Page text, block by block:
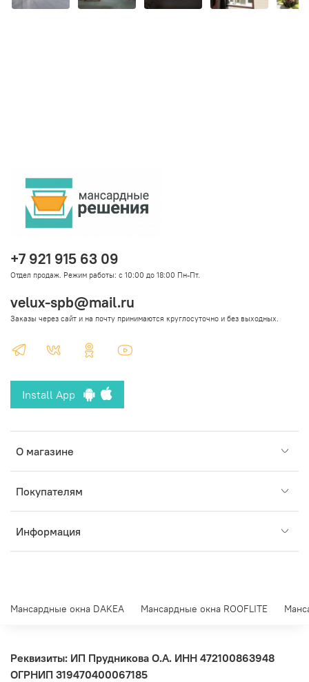
О магазине
Покупателям
Информация
Install App
+7 921 915 63 09
Отдел продаж. Режим работы: с 10:00 до 18:00 Пн-Пт.
velux-spb@mail.ru
Заказы через сайт и на почту принимаются круглосуточно и без выходных.
Мансардные окна DAKEA Мансардные окна ROOFLITE
Реквизиты: ИП Прудникова О.А. ИНН 472100863948
ОГРНИП 319470400067185